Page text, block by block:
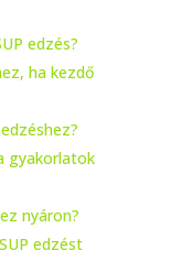
edzés?
ha kezdő
gyakorlatok
nyáron?
edzést